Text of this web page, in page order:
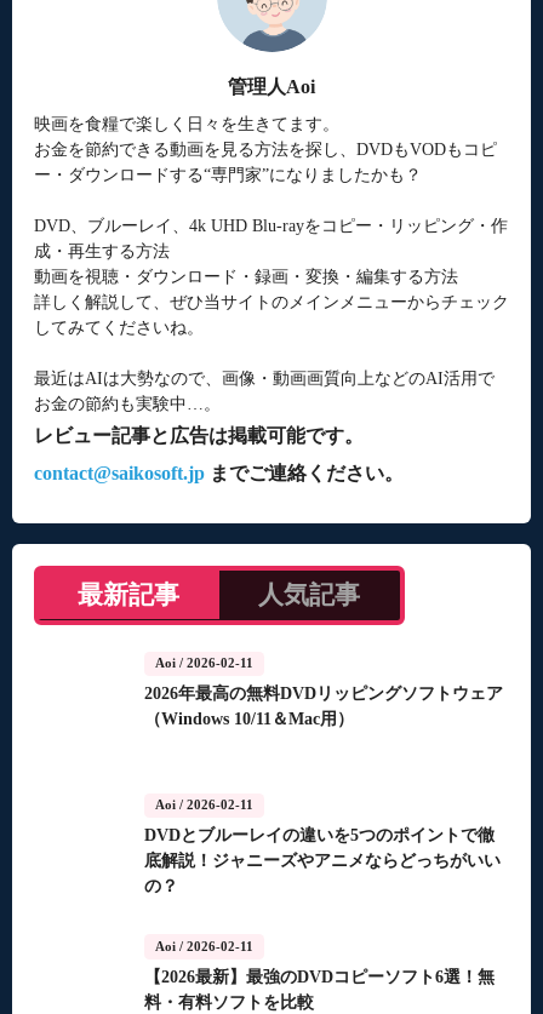
管理人Aoi
映画を食糧で楽しく日々を生きてます。
お金を節約できる動画を見る方法を探し、DVDもVODもコピ
ー・ダウンロードする“専門家”になりましたかも？
DVD、ブルーレイ、4k UHD Blu-rayをコピー・リッピング・作
成・再生する方法
動画を視聴・ダウンロード・録画・変換・編集する方法
詳しく解説して、ぜひ当サイトのメインメニューからチェック
してみてくださいね。
最近はAIは大勢なので、画像・動画画質向上などのAI活用で
お金の節約も実験中…。
レビュー記事と広告は掲載可能です。
contact@saikosoft.jpまでご連絡ください。
最新記事 人気記事
Aoi/ 2026-02-11
2026年最高の無料DVDリッピングソフトウェア
（Windows 10/11＆Mac用）
Aoi/ 2026-02-11
DVDとブルーレイの違いを5つのポイントで徹
底解説！ジャニーズやアニメならどっちがいい
の？
Aoi/ 2026-02-11
【2026最新】最強のDVDコピーソフト6選！無
料・有料ソフトを比較